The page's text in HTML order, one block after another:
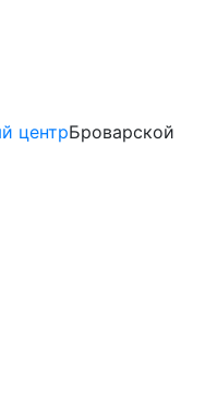
центрБроварской